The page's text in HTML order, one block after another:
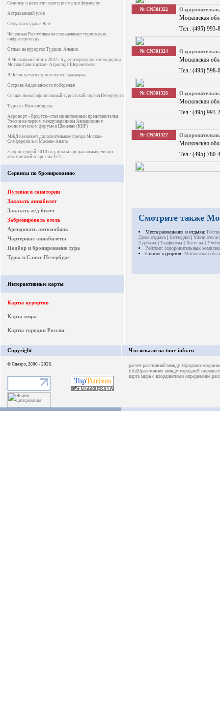
Семинар о развитии агротуризма для фермеров
Астраханский улов
Отпуск и отдых в Ялте
Чеченская Республика восстанавливает туристскую
инфраструктуру
Отдых на курортах Турции. Алания.
В Московской обл. к 2007г. будет открыта железная дорога
Москва Савеловская - Аэропорт Шереметьево
В Чечне начато строительство аквапарка
Острова Андаманского побережья
Создан новый официальный туристский портал Петербурга
Туры из Новосибирска
Аэропорт «Иркутск» стал единственным представителем
России на первом международном Авиационном
экономическом форуме в Шеньяне (КНР)
МЖД назначает дополнительные поезда Москва–
Симферополь и Москва–Анапа
За прошедший 2010 год, объем продаж коммерческих
автомобилей возрос на 45%.
Сервисы по бронированию
Путевки в санатории
Заказать авиабилет
Заказать ж/д билет
Забронировать отель
Арендовать автомобиль
Чартерные авиабилеты
Подбор и бронирование тура
Туры в Санкт-Петербург
Интерактивные карты
Карты курортов
Карта мира
Карты городов России
№ CN501322
Московская
Тел.: (495) 993-
№ CN501324
Московская
Тел.: (495) 598-
№ CN501326
Московская
Тел.: (495) 993-
№ CN501327
Московская
Тел.: (495) 780-
Смотрите также
Места размещения и отдыха:
Дома отдыха | Коттеджи | Мини отели
Турбазы | Турфирмы | Хостелы |
Рейтинг: оздоровительных
Список курортов: Московской
Copyright
© Спаэро, 2006 - 2026.
Что искали на tour-info.ru
расчет расстояний между городами
title[!(расстояния между городамB
карта мира с координатами определение